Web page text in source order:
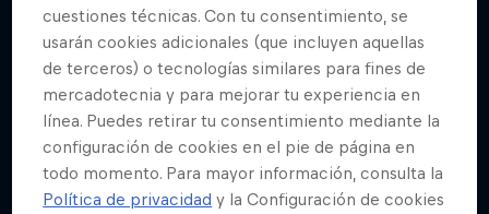
cuestiones técnicas. Con tu consentimiento, se
usarán cookies adicionales (que incluyen aquellas
de terceros) o tecnologías similares para fines de
mercadotecnia y para mejorar tu experiencia en
línea. Puedes retirar tu consentimiento mediante la
configuración de cookies en el pie de página en
todo momento. Para mayor información, consulta la
Política de privacidad y la Configuración de cookies